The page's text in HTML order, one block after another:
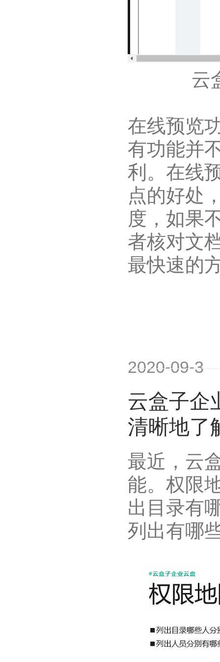
云
在线预览
有功能并
利。在线
点的好处
度，如果
者核对文
最快速的
2020-09-3
云盒子企
清晰地了
最近，云
能。权限
出目录有
列出有哪